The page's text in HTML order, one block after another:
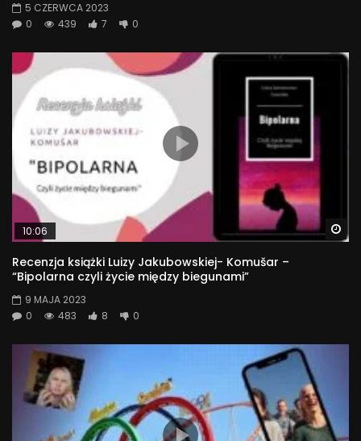
5 CZERWCA 2023
0
439 7 0
10:06
Recenzja książki Luizy Jakubowskiej- Komušar –
“Bipolarna czyli życie między biegunami”
9 MAJA 2023
0
483 8 0